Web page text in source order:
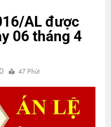
AL được
06 tháng 4
47 Phút